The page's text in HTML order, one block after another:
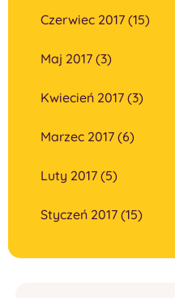
Czerwiec 2017 (15)
Maj 2017 (3)
Kwiecień 2017 (3)
Marzec 2017 (6)
Luty 2017 (5)
Styczeń 2017 (15)